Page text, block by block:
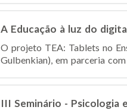
A Educação à luz do
O projeto TEA: Tablets no
Gulbenkian), em parceria
III Seminário - Psicologia